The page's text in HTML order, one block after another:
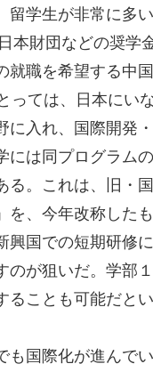
学生が非常に多
本財団などの奨学
職を希望する中
っては、日本にい
入れ、国際開発
には同プログラム
。これは、旧・
を、今年改称した
国での短期研修
のが狙いだ。学部
ことも可能だとい
国際化が進んで